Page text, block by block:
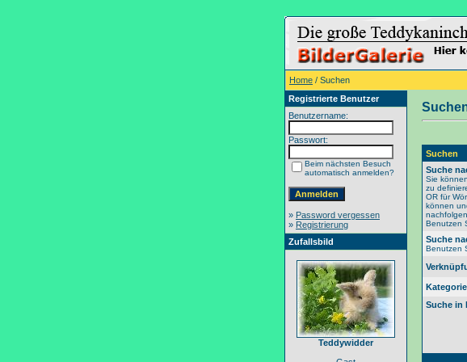
Home / Suchen
Registrierte Benutzer
Benutzername:
Passwort:
Beim nächsten Besuch
automatisch anmelden?
» Password vergessen
» Registrierung
Zufallsbild
Teddywidder
Suchen
Suche
Sie
zu
OR für
können
Benutzen
Suche
Benutzen
Suche in